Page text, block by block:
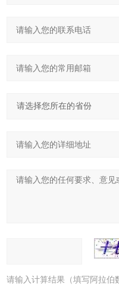
请输入计算结果（填写阿拉伯